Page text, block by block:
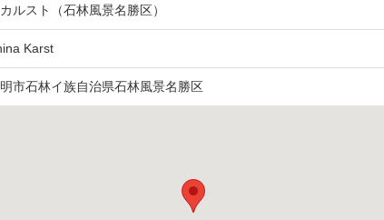
ルスト（石林風景名勝区）
Karst
市石林イ族自治県石林風景名勝区